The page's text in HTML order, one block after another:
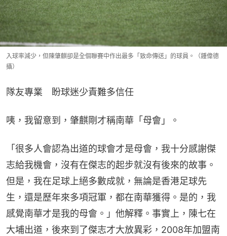
入球率減少，但陳肇麒卻是全個聯賽中作出最多「致命傳送」的球員。（鍾偉德
攝）
隊友專業　盼球迷少責難多信任
咦，我留意到，肇麒剛才稱南華「母會」。
「很多人會認為出道的球會才是母會，我十分感謝傑
志給我機會，沒有在傑志的起步就沒有後來的故事。
但是，我在足球上絕多數成就，無論是香港足球先
生，還是歷年來多項冠軍，都在南華獲得。是的，我
感覺南華才是我的母會。」他解釋。事實上，陳七在
大埔出道，後來到了傑志才大放異彩，2008年加盟南